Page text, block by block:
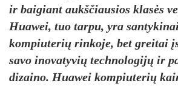
ir baigiant aukščiausios klasės
Huawei, tuo tarpu, yra
kompiuterių rinkoje, bet greitai
savo inovatyvių technologijų ir
dizaino. Huawei kompiuterių